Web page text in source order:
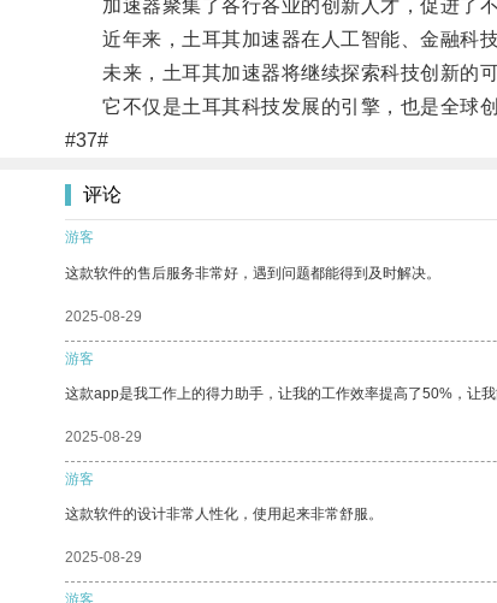
加速器聚集了各行各业的创新人才，促进了不
近年来，土耳其加速器在人工智能、金融科技
未来，土耳其加速器将继续探索科技创新的可
它不仅是土耳其科技发展的引擎，也是全球创
#37#
评论
游客
这款软件的售后服务非常好，遇到问题都能得到及时解决。
2025-08-29
游客
这款app是我工作上的得力助手，让我的工作效率提高了50%，让我
2025-08-29
游客
这款软件的设计非常人性化，使用起来非常舒服。
2025-08-29
游客